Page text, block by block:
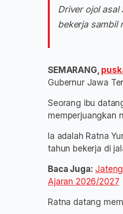
Driver ojol
bekerja sambil
SEMARANG,
Gubernur Jawa
Seorang ibu
memperjuangkan
Ia adalah Ratna
tahun bekerja di
Baca Juga:
Ajaran 2026/2027
Ratna datang